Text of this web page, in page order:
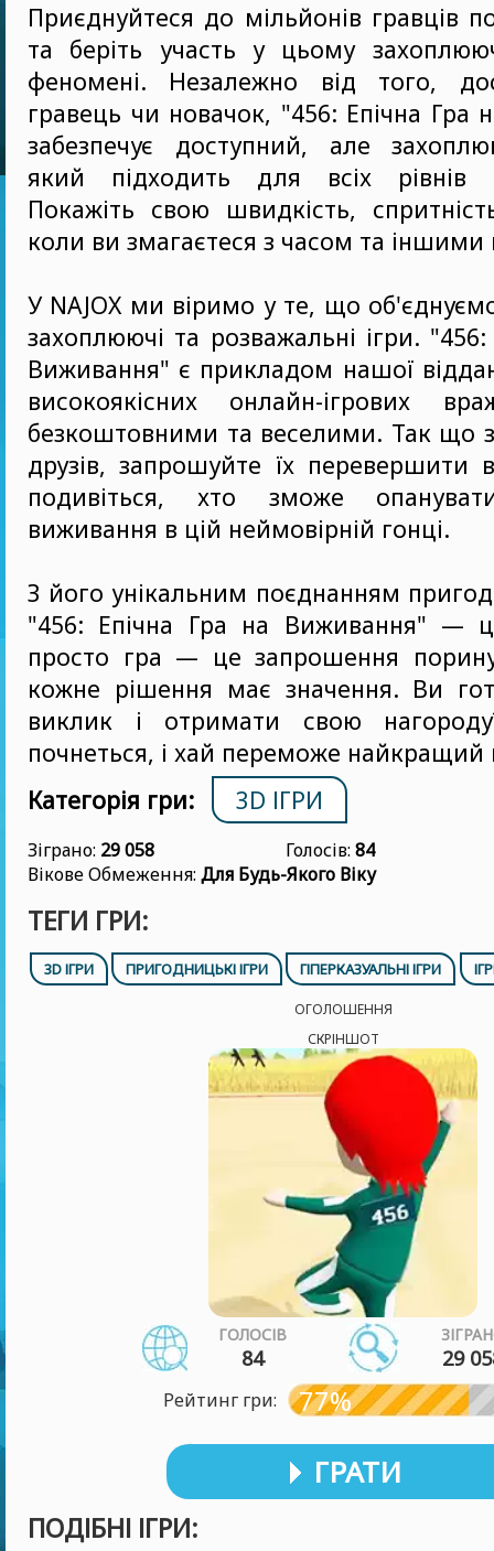
Приєднуйтеся до мільйонів гравців
та беріть участь у цьому
феномені. Незалежно від того,
гравець чи новачок, "456: Епічна Гра
забезпечує доступний, але
який підходить для всіх рівнів
Покажіть свою швидкість,
коли ви змагаєтеся з часом та
У NAJOX ми віримо у те, що
захоплюючі та розважальні ігри.
Виживання" є прикладом нашої
високоякісних онлайн-ігрових
безкоштовними та веселими. Так що
друзів, запрошуйте їх перевершити
подивіться, хто зможе
виживання в цій неймовірній гонці.
З його унікальним поєднанням
"456: Епічна Гра на Виживання" —
просто гра — це запрошення
кожне рішення має значення. Ви
виклик і отримати свою
почнеться, і хай переможе найкращий
Категорія гри:
3D ІГРИ
Зіграно: 29 058 Голосів: 84
Вікове Обмеження: Для Будь-Якого Віку
ТЕГИ ГРИ:
3D ІГРИ ПРИГОДНИЦЬКІ ІГРИ ГІПЕРКАЗУАЛЬНІ ІГРИ
ОГОЛОШЕННЯ
СКРІНШОТ
ГОЛОСІВ
84 29
Рейтинг гри: 77%
ГРАТИ
ПОДІБНІ ІГРИ: